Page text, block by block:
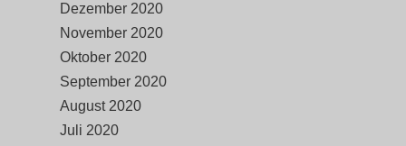
Dezember 2020
November 2020
Oktober 2020
September 2020
August 2020
Juli 2020